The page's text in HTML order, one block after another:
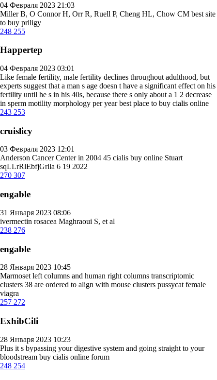
04 Февраля 2023 21:03
Miller B, O Connor H, Orr R, Ruell P, Cheng HL, Chow CM best site
to buy priligy
248 255
Happertep
04 Февраля 2023 03:01
Like female fertility, male fertility declines throughout adulthood, but
experts suggest that a man s age doesn t have a significant effect on his
fertility until he s in his 40s, because there s only about a 1 2 decrease
in sperm motility morphology per yearbest place to buy cialis online
243 253
cruislicy
03 Февраля 2023 12:01
Anderson Cancer Center in 2004 45 cialis buy online Stuart
sqLLrRlEbfjGrlla 6 19 2022
270 307
engable
31 Января 2023 08:06
ivermectin rosacea Maghraoui S, et al
238 276
engable
28 Января 2023 10:45
Marmoset left columns and human right columns transcriptomic
clusters 38 are ordered to align with mouse clusters pussycat female
viagra
257 272
ExhibCili
28 Января 2023 10:23
Plus it s bypassing your digestive system and going straight to your
bloodstream buy cialis online forum
248 254